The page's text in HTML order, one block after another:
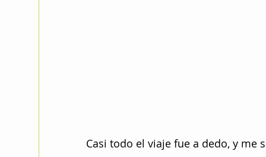
Casi todo el viaje fue a dedo, y me